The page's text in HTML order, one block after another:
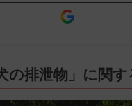
の排泄物」に関す